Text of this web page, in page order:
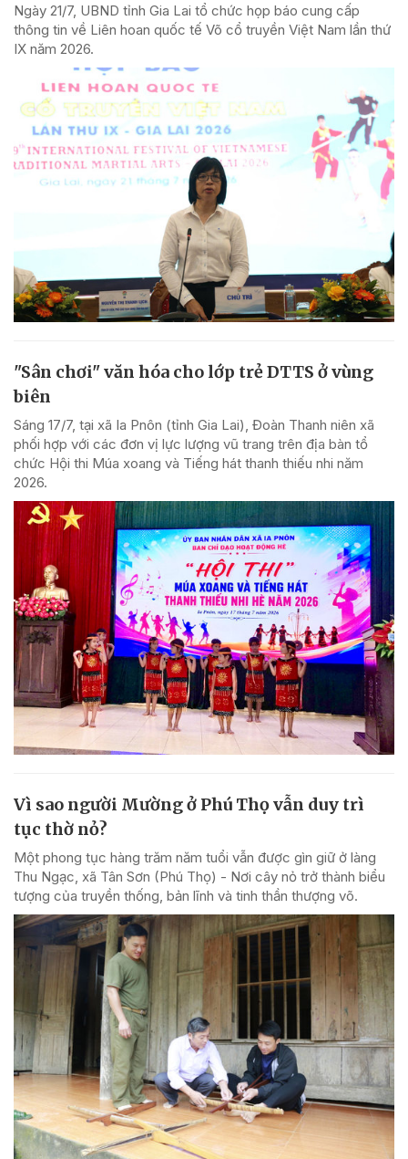
Ngày 21/7, UBND tỉnh Gia Lai tổ chức họp báo cung cấp
thông tin về Liên hoan quốc tế Võ cổ truyền Việt Nam lần thứ
IX năm 2026.
"Sân chơi" văn hóa cho lớp trẻ DTTS ở vùng
biên
Sáng 17/7, tại xã Ia Pnôn (tỉnh Gia Lai), Đoàn Thanh niên xã
phối hợp với các đơn vị lực lượng vũ trang trên địa bàn tổ
chức Hội thi Múa xoang và Tiếng hát thanh thiếu nhi năm
2026.
Vì sao người Mường ở Phú Thọ vẫn duy trì
tục thờ nỏ?
Một phong tục hàng trăm năm tuổi vẫn được gìn giữ ở làng
Thu Ngạc, xã Tân Sơn (Phú Thọ) - Nơi cây nỏ trở thành biểu
tượng của truyền thống, bản lĩnh và tinh thần thượng võ.